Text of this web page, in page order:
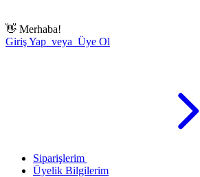
👋 Merhaba!
Giriş Yap veya Üye Ol
Siparişlerim
Üyelik Bilgilerim